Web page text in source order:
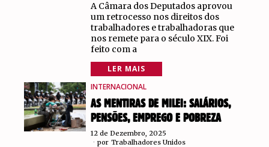
A Câmara dos Deputados aprovou
um retrocesso nos direitos dos
trabalhadores e trabalhadoras que
nos remete para o século XIX. Foi
feito com a
LER MAIS
INTERNACIONAL
AS MENTIRAS DE MILEI: SALÁRIOS,
PENSÕES, EMPREGO E POBREZA
12 de Dezembro, 2025
por Trabalhadores Unidos